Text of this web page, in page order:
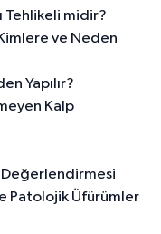
Tehlikeli midir?
ve Neden
Yapılır?
Kalp
Değerlendirmesi
Patolojik Üfürümler